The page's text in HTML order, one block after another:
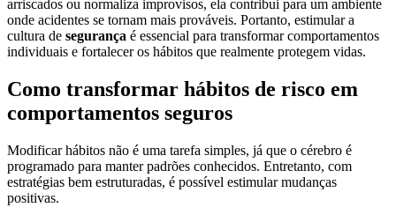
arriscados ou normaliza improvisos, ela contribui para um ambiente
onde acidentes se tornam mais prováveis. Portanto, estimular a
cultura de segurança é essencial para transformar comportamentos
individuais e fortalecer os hábitos que realmente protegem vidas.
Como transformar hábitos de risco em
comportamentos seguros
Modificar hábitos não é uma tarefa simples, já que o cérebro é
programado para manter padrões conhecidos. Entretanto, com
estratégias bem estruturadas, é possível estimular mudanças
positivas.